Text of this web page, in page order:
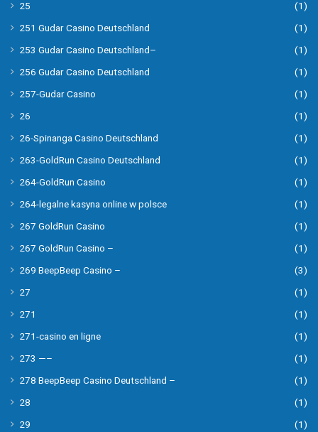
25
(1)
251 Gudar Casino Deutschland
(1)
253 Gudar Casino Deutschland–
(1)
256 Gudar Casino Deutschland
(1)
257-Gudar Casino
(1)
26
(1)
26-Spinanga Casino Deutschland
(1)
263-GoldRun Casino Deutschland
(1)
264-GoldRun Casino
(1)
264-legalne kasyna online w polsce
(1)
267 GoldRun Casino
(1)
267 GoldRun Casino –
(1)
269 BeepBeep Casino –
(3)
27
(1)
271
(1)
271-casino en ligne
(1)
273 —–
(1)
278 BeepBeep Casino Deutschland –
(1)
28
(1)
29
(1)